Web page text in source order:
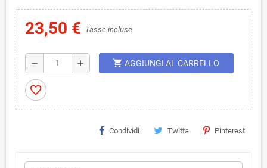
23,50 € Tasse incluse
remove add shopping_cart AGGIUNGI AL CARRELLO
favorite_border
Condividi Twitta Pinterest